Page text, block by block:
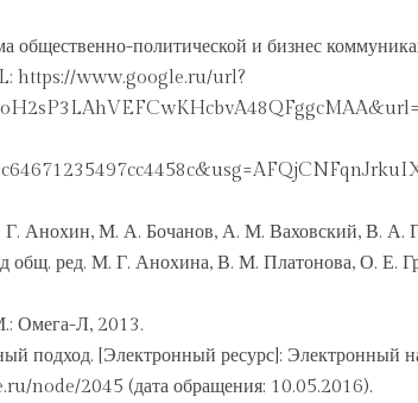
политической и бизнес
https://www.google.ru/url?
Анохин, М. А. Бочанов, А. М. Ваховский, В. А.
общ. ред. М. Г. Анохина, В. М. Платонова, О. Е.
Омега-Л, 2013.
подход. [Электронный ресурс]: Электронный
node/2045 (дата обращения: 10.05.2016).